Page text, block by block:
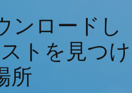
ンロードし
トを見つけ
所